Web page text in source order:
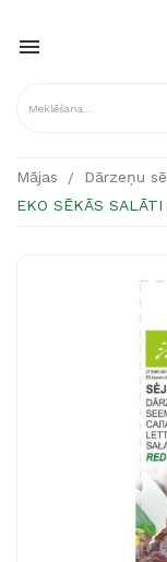

Mājas Dārzeņu
EKO SĒKĀS